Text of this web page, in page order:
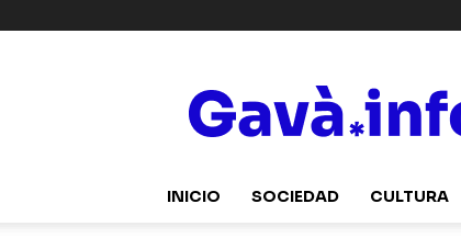
INICIO SOCIEDAD CULTURA